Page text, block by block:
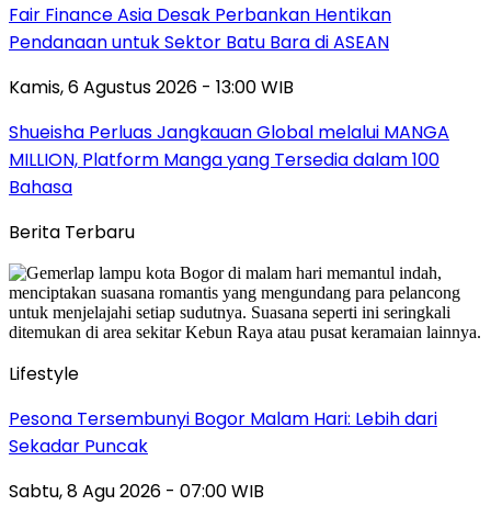
Fair Finance Asia Desak Perbankan Hentikan
Pendanaan untuk Sektor Batu Bara di ASEAN
Kamis, 6 Agustus 2026 - 13:00 WIB
Shueisha Perluas Jangkauan Global melalui MANGA
MILLION, Platform Manga yang Tersedia dalam 100
Bahasa
Berita Terbaru
Lifestyle
Pesona Tersembunyi Bogor Malam Hari: Lebih dari
Sekadar Puncak
Sabtu, 8 Agu 2026 - 07:00 WIB